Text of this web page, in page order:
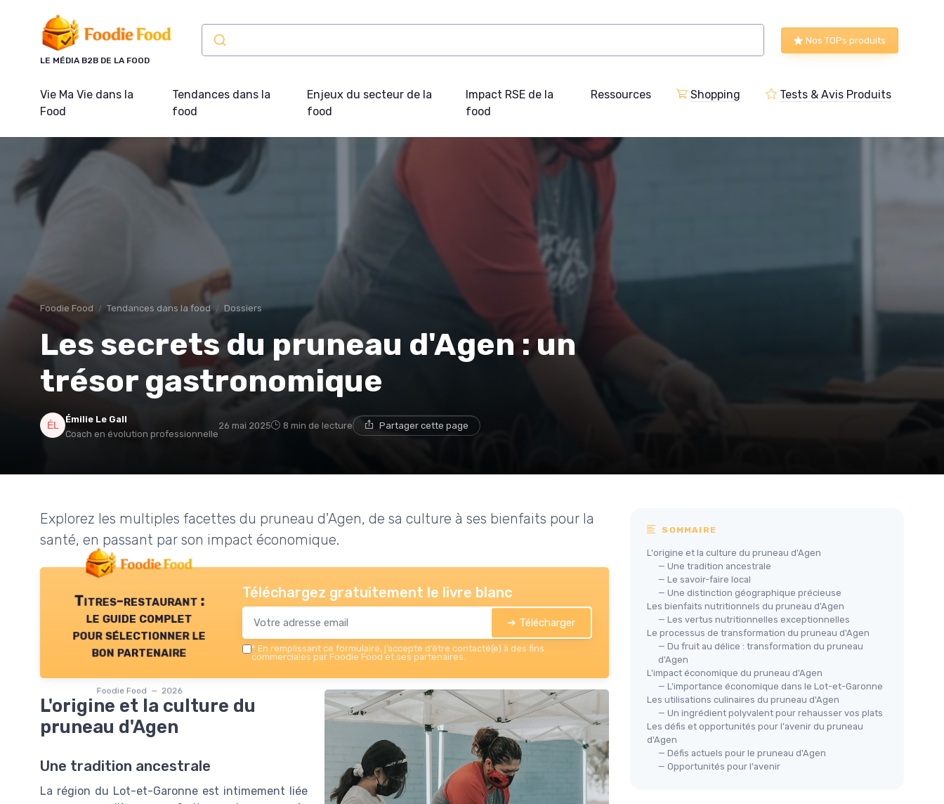
LE MÉDIA B2B DE LA FOOD
Nos TOPs produits
Vie Ma Vie dans la
Food
Tendances dans la
food
Enjeux du secteur de la
food
Impact RSE de la
food
Ressources Shopping Tests & Avis Produits
Foodie Food Tendances dans la food Dossiers
Les secrets du pruneau d'Agen : un
trésor gastronomique
Émilie Le Gall
Coach en évolution professionnelle
26 mai 2025 8 min de lecture Partager cette page
Explorez les multiples facettes du pruneau d'Agen, de sa culture à ses bienfaits pour la
santé, en passant par son impact économique.
Titres-restaurant :
le guide complet
pour sélectionner le
bon partenaire
Foodie Food — 2026
Téléchargez gratuitement le livre blanc
➔ Télécharger
* En remplissant ce formulaire, j’accepte d’être contacté(e) à des fins
commerciales par Foodie Food et ses partenaires.
L'origine et la culture du
pruneau d'Agen
Une tradition ancestrale
La région du Lot-et-Garonne est intimement liée
SOMMAIRE
L'origine et la culture du pruneau d'Agen
— Une tradition ancestrale
— Le savoir-faire local
— Une distinction géographique précieuse
Les bienfaits nutritionnels du pruneau d'Agen
— Les vertus nutritionnelles exceptionnelles
Le processus de transformation du pruneau d'Agen
— Du fruit au délice : transformation du pruneau
d'Agen
L'impact économique du pruneau d'Agen
— L'importance économique dans le Lot-et-Garonne
Les utilisations culinaires du pruneau d'Agen
— Un ingrédient polyvalent pour rehausser vos plats
Les défis et opportunités pour l'avenir du pruneau
d'Agen
— Défis actuels pour le pruneau d'Agen
— Opportunités pour l'avenir